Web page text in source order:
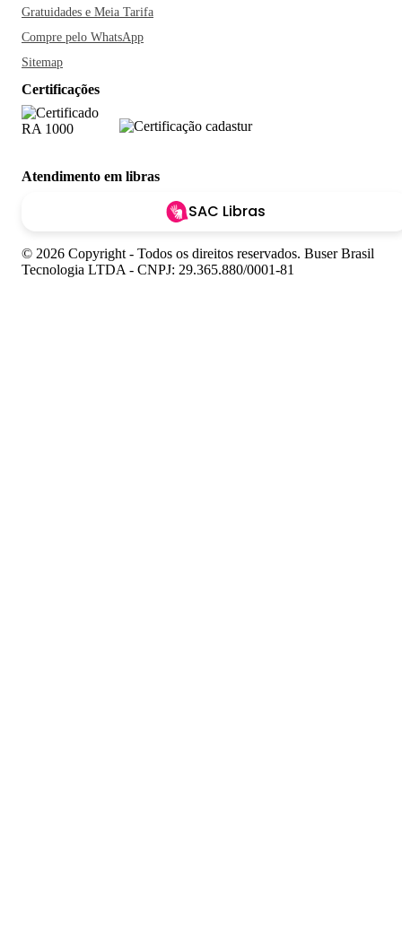
Gratuidades e Meia Tarifa
Compre pelo WhatsApp
Sitemap
Certificações
Atendimento em libras
SAC Libras
© 2026 Copyright - Todos os direitos reservados. Buser Brasil
Tecnologia LTDA - CNPJ: 29.365.880/0001-81